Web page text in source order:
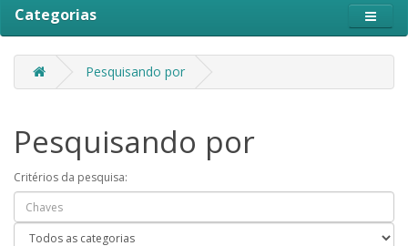
Categorias
Pesquisando por
Pesquisando por
Critérios da pesquisa: